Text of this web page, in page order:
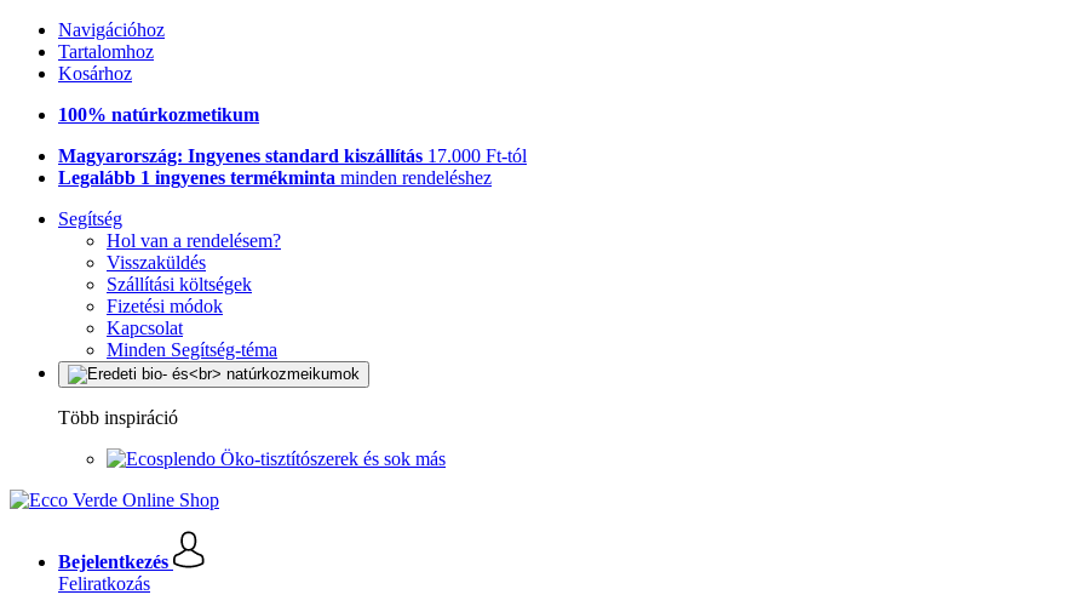
Navigációhoz
Tartalomhoz
Kosárhoz
100% natúrkozmetikum
Magyarország: Ingyenes standard kiszállítás 17.000 Ft-tól
Legalább 1 ingyenes termékminta minden rendeléshez
Segítség
Hol van a rendelésem?
Visszaküldés
Szállítási költségek
Fizetési módok
Kapcsolat
Minden Segítség-téma
Több inspiráció
Öko-tisztítószerek és sok más
Bejelentkezés
Feliratkozás